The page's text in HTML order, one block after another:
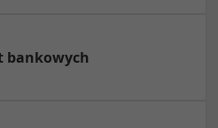
bankowych